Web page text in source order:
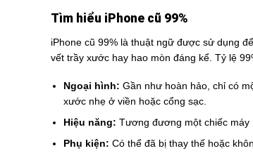
Tìm hiểu iPhone cũ 99%
iPhone cũ 99% là thuật ngữ được sử dụng
vết trầy xước hay hao mòn đáng kể. Tỷ lệ
Ngoại hình:Gần như hoàn hảo, chỉ có
xước nhẹ ở viền hoặc cổng sạc.
Hiệu năng:Tương đương một chiếc máy
Phụ kiện: Có thể đã bị thay thế hoặc